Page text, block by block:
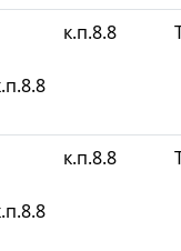
к.п.8.8
к.п.8.8